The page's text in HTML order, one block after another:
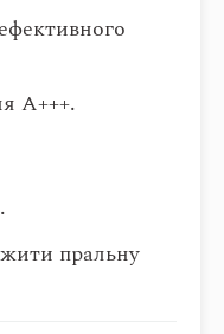
А+++.
пральну